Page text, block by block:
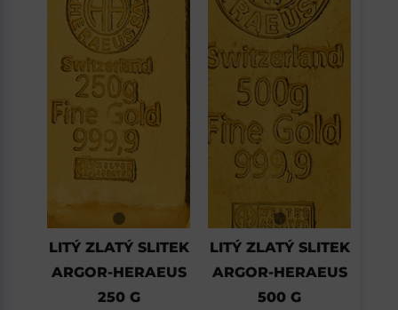
LITÝ ZLATÝ SLITEK
ARGOR-HERAEUS
250 G
LITÝ ZLATÝ SLITEK
ARGOR-HERAEUS
500 G